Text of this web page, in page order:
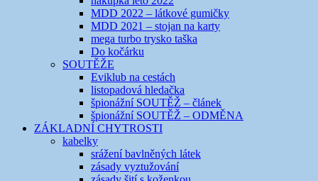
MDD 2022 – látkové gumičky
MDD 2021 – stojan na karty
mega turbo trysko taška
Do kočárku
SOUTĚŽE
Eviklub na cestách
listopadová hledačka
špionážní SOUTĚŽ – článek
špionážní SOUTĚŽ – ODMĚNA
ZÁKLADNÍ CHYTROSTI
kabelky
srážení bavlněných látek
zásady vyztužování